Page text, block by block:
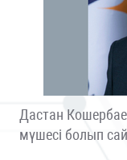
Дастан
мүшесі болып